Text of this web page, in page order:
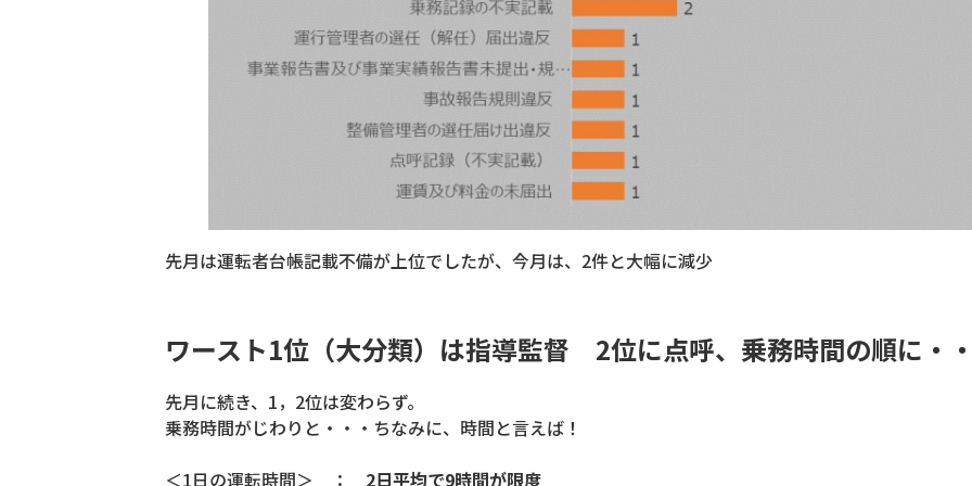
先月は運転者台帳記載不備が上位でしたが、今月は、2件と大幅に減少
ワースト1位（大分類）は指導監督 2位に点呼、乗務時間の順に・
先月に続き、1，2位は変わらず。
乗務時間がじわりと・・・ちなみに、時間と言えば！
＜1日の運転時間＞ ： 2日平均で9時間が限度